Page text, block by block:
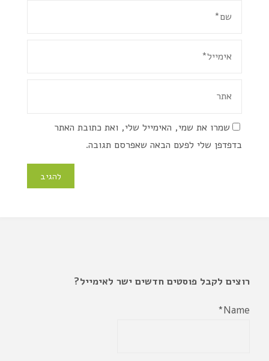
שמרו את שמי, האימייל שלי, ואת כתובת האתר
בדפדפן שלי לפעם הבאה שאפרסם תגובה.
רוצים לקבל פוסטים חדשים ישר לאימייל?
Name*